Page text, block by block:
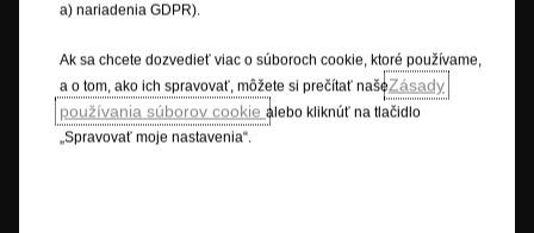
Popisy a ilustrácie prvkov a funkcií môžu zobrazovať alebo sa vzťahovať
na voliteľné príslušenstvo, ktoré sa nedodáva v rámci štandardnej výbavy.
Uvedené informácie boli presné v čase publikovania. Vyhradzujeme si
právo na zmeny v dizajne a vybavení. Uvedené farby sú iba približné a
nemusia presne zodpovedať skutočným farbám. Ilustrované doplnkové
a) nariadenia GDPR).
Ak sa chcete dozvedieť viac o súboroch cookie, ktoré používame,
a o tom, ako ich spravovať, môžete si prečítať našeZásady
používania súborov cookie alebo kliknúť na tlačidlo
„Spravovať moje nastavenia“.